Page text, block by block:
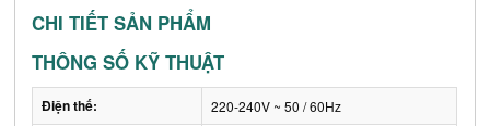
CHI TIẾT SẢN PHẨM
THÔNG SỐ KỸ THUẬT
Điện thế: 220-240V ~ 50 / 60Hz